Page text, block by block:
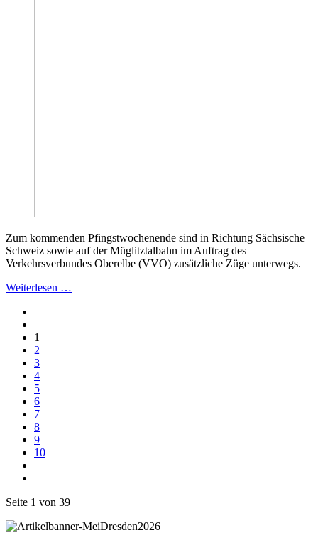
Zum kommenden Pfingstwochenende sind in Richtung Sächsische
Schweiz sowie auf der Müglitztalbahn im Auftrag des
Verkehrsverbundes Oberelbe (VVO) zusätzliche Züge unterwegs.
Weiterlesen …
1
2
3
4
5
6
7
8
9
10
Seite 1 von 39